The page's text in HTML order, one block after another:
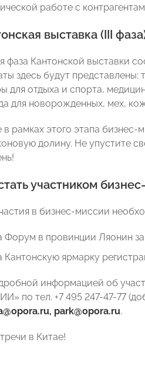
работе с
выставка (III
фаза Кантонской выставки
здесь будут
для отдыха и спорта,
для новорожденных, мех,
в рамках этого этапа
долину. Не упустите
участником
в бизнес-миссии
Форум в провинции Ляонин
Кантонскую ярмарку
информацией об
по тел. +7 495 247-47-77
park@opora.ru.
в Китае!